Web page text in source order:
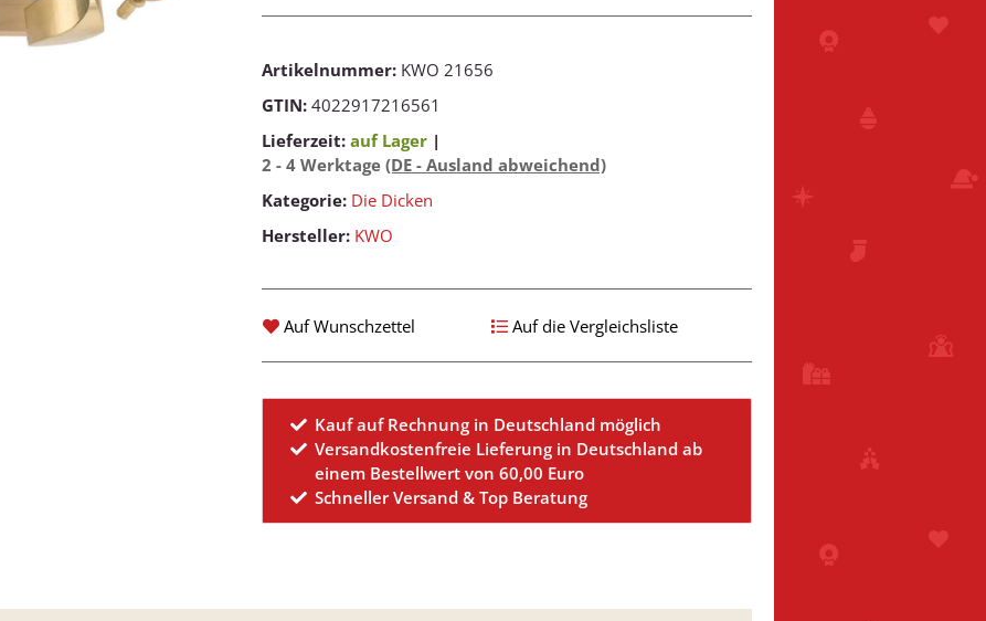
Artikelnummer: KWO 21656
GTIN: 4022917216561
Lieferzeit: auf Lager |
2 - 4 Werktage (DE - Ausland abweichend)
Kategorie: Die Dicken
Hersteller: KWO
Auf Wunschzettel Auf die Vergleichsliste
Kauf auf Rechnung in Deutschland möglich
Versandkostenfreie Lieferung in Deutschland ab
einem Bestellwert von 60,00 Euro
Schneller Versand & Top Beratung